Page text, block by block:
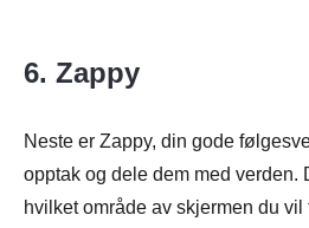
6. Zappy
Neste er Zappy, din gode
opptak og dele dem med verden.
hvilket område av skjermen du vil